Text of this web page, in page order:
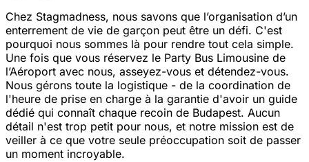
Chez Stagmadness, nous savons que l’organisation d’un
enterrement de vie de garçon peut être un défi. C'est
pourquoi nous sommes là pour rendre tout cela simple.
Une fois que vous réservez le Party Bus Limousine de
l’Aéroport avec nous, asseyez-vous et détendez-vous.
Nous gérons toute la logistique - de la coordination de
l'heure de prise en charge à la garantie d'avoir un guide
dédié qui connaît chaque recoin de Budapest. Aucun
détail n'est trop petit pour nous, et notre mission est de
veiller à ce que votre seule préoccupation soit de passer
un moment incroyable.